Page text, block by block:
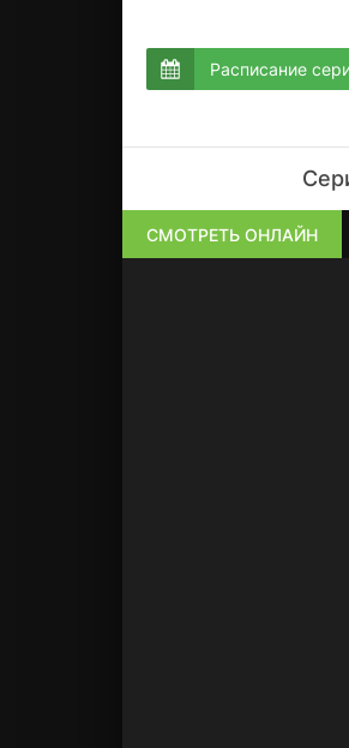
Расписание
СМОТРЕТЬ ОНЛАЙН